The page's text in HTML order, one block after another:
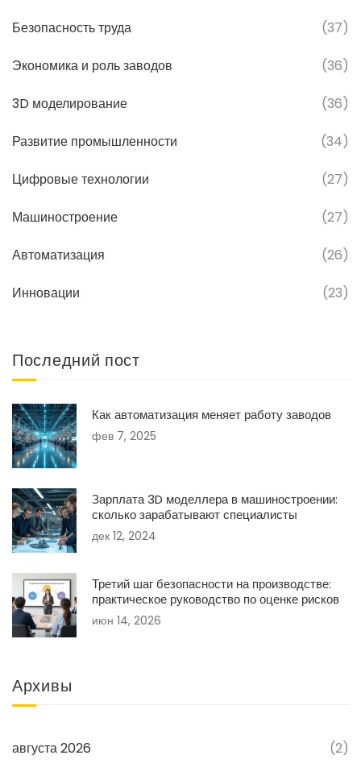
Безопасность труда (37)
Экономика и роль заводов (36)
3D моделирование (36)
Развитие промышленности (34)
Цифровые технологии (27)
Машиностроение (27)
Автоматизация (26)
Инновации (23)
Последний пост
Как автоматизация меняет работу заводов
фев 7, 2025
Зарплата 3D моделлера в машиностроении:
сколько зарабатывают специалисты
дек 12, 2024
Третий шаг безопасности на производстве:
практическое руководство по оценке рисков
июн 14, 2026
Архивы
августа 2026 (2)